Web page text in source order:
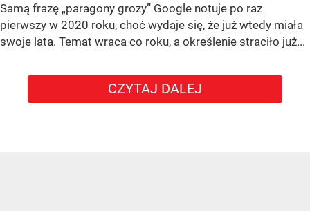
Samą frazę „paragony grozy” Google notuje po raz
pierwszy w 2020 roku, choć wydaje się, że już wtedy miała
swoje lata. Temat wraca co roku, a określenie straciło już...
CZYTAJ DALEJ